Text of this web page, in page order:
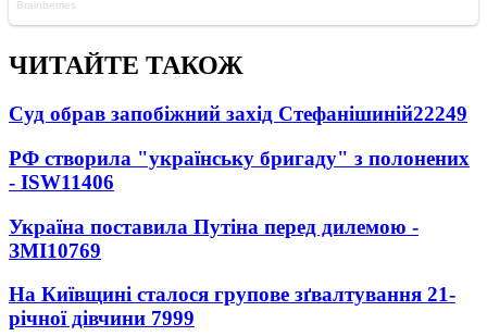
ЧИТАЙТЕ ТАКОЖ
Суд обрав запобіжний захід Стефанішиній22249
РФ створила "українську бригаду" з полонених
- ISW11406
Україна поставила Путіна перед дилемою -
ЗМІ10769
На Київщині сталося групове зґвалтування 21-
річної дівчини 7999